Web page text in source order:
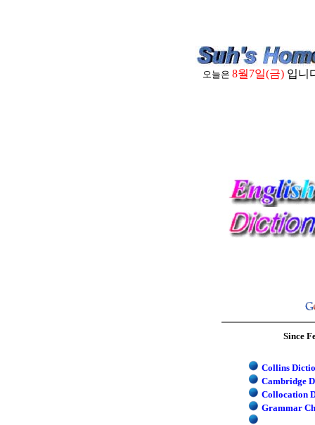
오늘은 8월7일(금) 입니
Since
Collins
Cambridge
Collocation
Grammar